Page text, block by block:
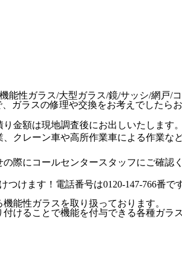
能性ガラス/大型ガラス/鏡/サッシ/網戸/
ガラスの修理や交換をお考えでしたら
金額は現地調査後にお出しいたします。
クレーン車や高所作業車による作業な
際にコールセンタースタッフにご確認く
能性ガラスを取り扱っております。
けることで機能を付与できる各種ガラ